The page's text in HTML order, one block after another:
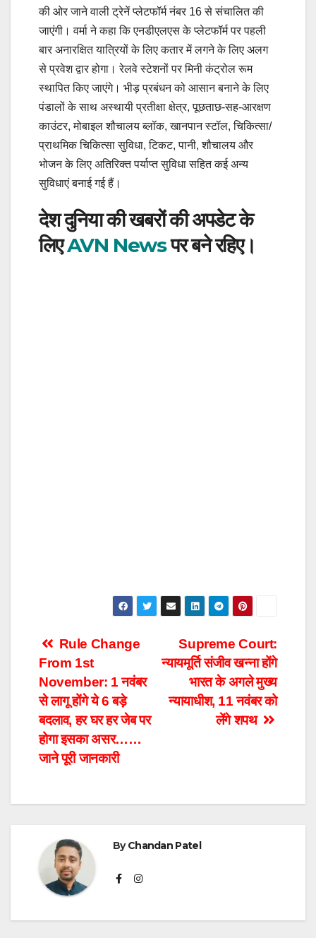
की ओर जाने वाली ट्रेनें प्लेटफॉर्म नंबर 16 से संचालित की
जाएंगी। वर्मा ने कहा कि एनडीएलएस के प्लेटफॉर्म पर पहली
बार अनारक्षित यात्रियों के लिए कतार में लगने के लिए अलग
से प्रवेश द्वार होगा। रेलवे स्टेशनों पर मिनी कंट्रोल रूम
स्थापित किए जाएंगे। भीड़ प्रबंधन को आसान बनाने के लिए
पंडालों के साथ अस्थायी प्रतीक्षा क्षेत्र, पूछताछ-सह-आरक्षण
काउंटर, मोबाइल शौचालय ब्लॉक, खानपान स्टॉल, चिकित्सा/
प्राथमिक चिकित्सा सुविधा, टिकट, पानी, शौचालय और
भोजन के लिए अतिरिक्त पर्याप्त सुविधा सहित कई अन्य
सुविधाएं बनाई गई हैं।
देश दुनिया की खबरों की अपडेट के
लिएAVN Newsपर बने रहिए।
Post
navigation
Supreme Court:
न्यायमूर्ति संजीव खन्ना होंगे
भारत के अगले मुख्य
न्यायाधीश, 11 नवंबर को
लेंगे शपथ
Rule Change
From 1st
November: 1 नवंबर
से लागू होंगे ये 6 बड़े
बदलाव, हर घर हर जेब पर
होगा इसका असर……
जाने पूरी जानकारी
ByChandan Patel